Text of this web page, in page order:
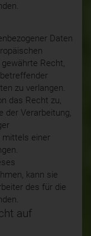
Daten
Recht,
zu verlangen.
das Recht zu,
der Verarbeitung,
mittels einer
kann sie
des für die
auf